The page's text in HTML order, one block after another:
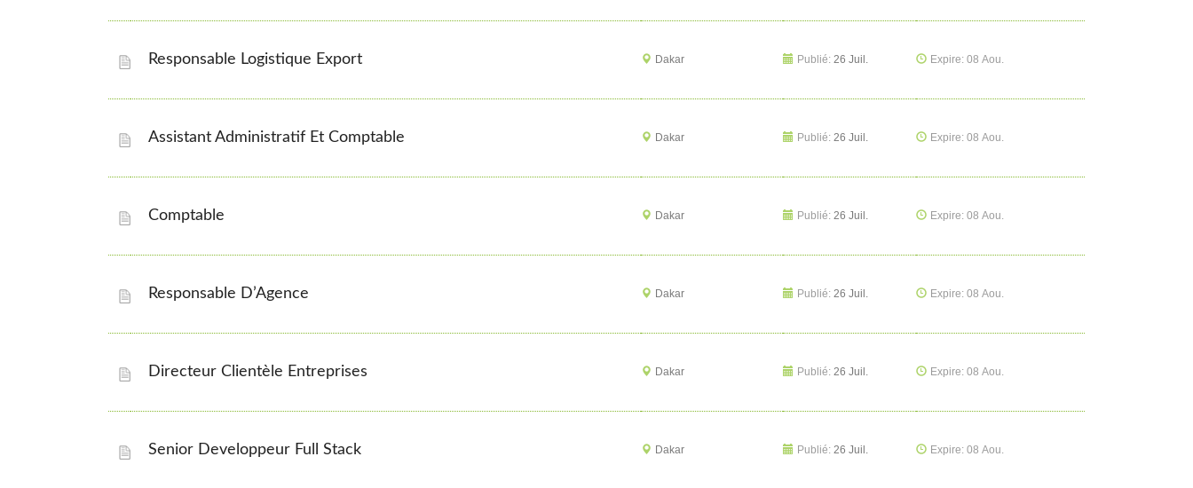
Responsable Logistique Export Dakar Publié: 26 Juil. Expire: 08 Aou.
Assistant Administratif Et Comptable Dakar Publié: 26 Juil. Expire: 08 Aou.
Comptable Dakar Publié: 26 Juil. Expire: 08 Aou.
Responsable D’Agence Dakar Publié: 26 Juil. Expire: 08 Aou.
Directeur Clientèle Entreprises Dakar Publié: 26 Juil. Expire: 08 Aou.
Senior Developpeur Full Stack Dakar Publié: 26 Juil. Expire: 08 Aou.